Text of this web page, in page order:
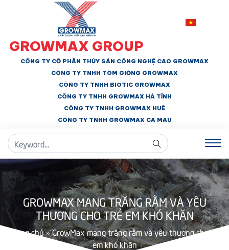
GROWMAX GROUP
CÔNG TY CỔ PHẦN THỦY SẢN CÔNG NGHỆ CAO GROWMAX
CÔNG TY TNHH TÔM GIỐNG GROWMAX
CÔNG TY TNHH BIOTIC GROWMAX
CÔNG TY TNHH GROWMAX HÀ TĨNH
CÔNG TY TNHH GROWMAX HUẾ
CÔNG TY TNHH GROWMAX CÀ MAU
GROWMAX MANG TRĂNG RẰM VÀ YÊU
THƯƠNG CHO TRẺ EM KHÓ KHĂN
Trang chủ»GrowMax mang trăng rằm và yêu thương cho trẻ
em khó khăn